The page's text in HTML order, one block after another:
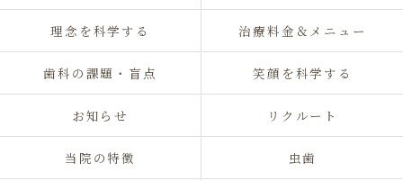
理念を科学する 治療料金＆メニュー
歯科の課題・盲点 笑顔を科学する
お知らせ リクルート
当院の特徴 虫歯